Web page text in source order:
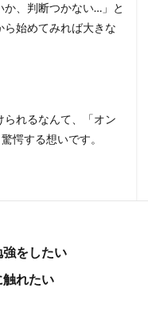
か、判断つかない…」と
始めてみれば大きな
れるなんて、「オン
愕する想いです。
をしたい
れたい